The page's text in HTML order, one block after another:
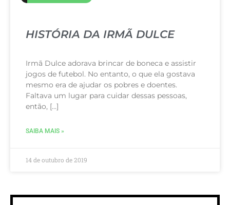
HISTÓRIA DA IRMÃ DULCE
Irmã Dulce adorava brincar de boneca e assistir
jogos de futebol. No entanto, o que ela gostava
mesmo era de ajudar os pobres e doentes.
Faltava um lugar para cuidar dessas pessoas,
então, […]
SAIBA MAIS »
14 de outubro de 2019